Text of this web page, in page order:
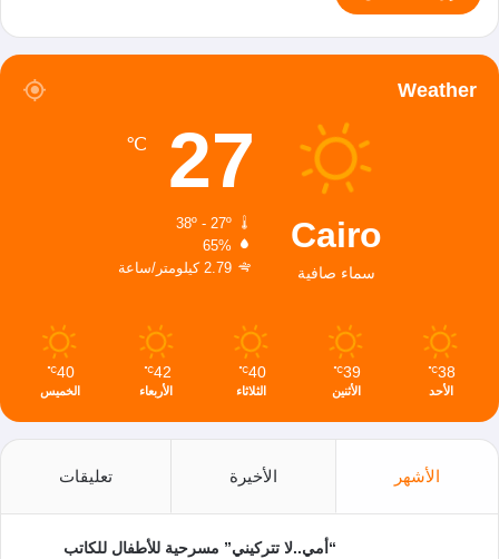
Weather
Cairo
سماء صافية
27
℃
38º - 27º
65%
2.79 كيلومتر/ساعة
38
℃
الأحد
39
℃
الأثنين
40
℃
الثلاثاء
42
℃
الأربعاء
40
℃
الخميس
الأشهر الأخيرة تعليقات
“أمي..لا تتركيني” مسرحية للأطفال للكاتب